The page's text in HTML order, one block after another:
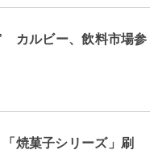
カルビー、飲料市場参
焼菓子シリーズ」刷